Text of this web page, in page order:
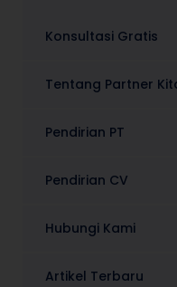
Konsultasi Gratis
Tentang Partner
Pendirian PT
Pendirian CV
Hubungi Kami
Artikel Terbaru